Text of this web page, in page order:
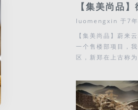
【集美尚品
luomengxin 于7
【集美尚品】蔚来
一个售楼部项目，
区，新郑在上古称